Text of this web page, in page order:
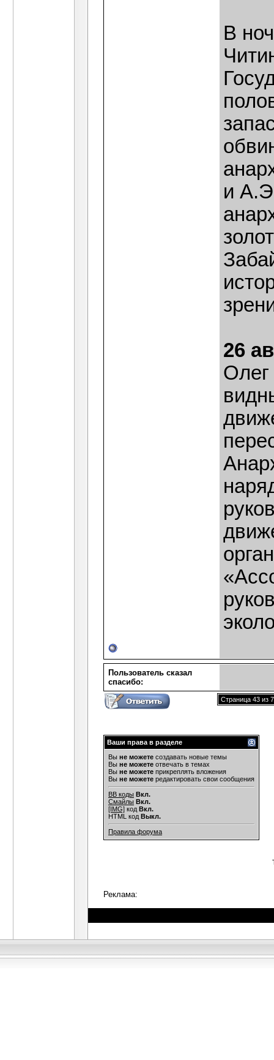
В
и
26
Пользователь сказал
cпасибо:
Страница 43 из
Ваши права в разделе
Вы не можете создавать новые темы
Вы не можете отвечать в темах
Вы не можете прикреплять вложения
Вы не можете редактировать свои сообщения
BB коды Вкл.
Смайлы Вкл.
[IMG] код Вкл.
HTML код Выкл.
Правила форума
Реклама: